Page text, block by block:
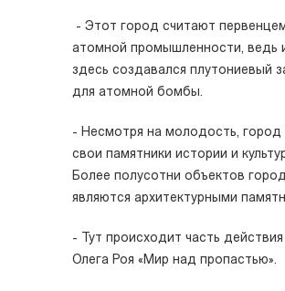
- Этот город считают
атомной промышленности, ведь
здесь создавался плутониевый
для атомной бомбы.
- Несмотря на молодость, город
свои памятники истории и
Более полусотни объектов
являются архитектурными
- Тут происходит часть
Олега Роя «Мир над пропастью».